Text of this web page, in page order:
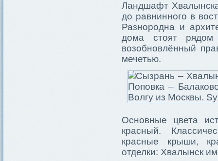
Ландшафт
до равнинного в
Разнородна и
дома стоят рядом
возобновлённый
мечетью.
Основные цвета
красный.
красные крыши,
отделки: Хвалынск